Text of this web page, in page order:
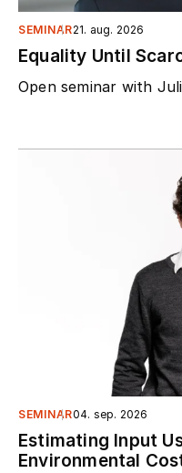
SEMINAR21. aug. 2026
Equality Until
Open seminar with
SEMINAR04. sep. 2026
Estimating Input
Environmental